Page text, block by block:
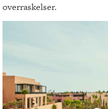
overraskelser.